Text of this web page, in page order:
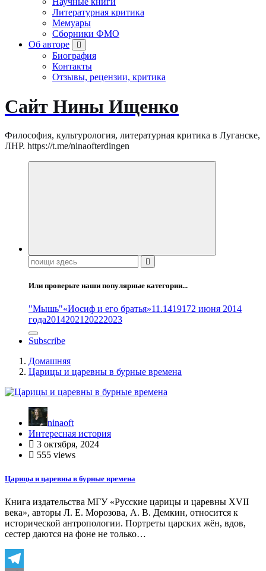
Литературная критика
Мемуары
Сборники ФМО
Об авторе
Биография
Контакты
Отзывы, рецензии, критика
Сайт Нины Ищенко
Философия, культурология, литературная критика в Луганске,
ЛНР. https://t.me/ninaofterdingen
Поиск:
Или проверьте наши популярные категории...
"Мышь"«Иосиф и его братья»11.1419172 июня 2014
года2014202120222023
Subscribe
Домашняя
Царицы и царевны в бурные времена
ninaoft
Интересная история
3 октября, 2024
555 views
Царицы и царевны в бурные времена
Книга издательства МГУ «Русские царицы и царевны XVII
века», авторы Л. Е. Морозова, А. В. Демкин, относится к
исторической антропологии. Портреты царских жён, вдов,
сестер даются на фоне не только…